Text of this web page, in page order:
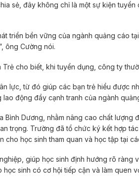
sẻ, đây không chỉ là một sự kiện tuyển
triển bền vững của ngành quảng cáo
ông Cường nói.
cho biết, khi tuyển dụng, công ty
lực, từ đó giúp các bạn trẻ hiểu được
động đầy cạnh tranh của ngành
Dương, nhằm nâng cao chất lượng
trọng. Trường đã tổ chức ký kết hợp
học sinh tham quan và học tập tại
giúp học sinh định hướng rõ ràng
sinh có cơ hội tiếp cận và làm quen